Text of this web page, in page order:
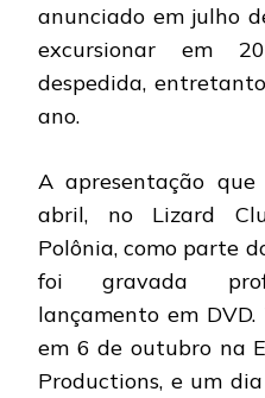
anunciado em julho
excursionar em
despedida,
ano.
A apresentação
abril, no Lizard
Polônia, como parte
foi gravada
lançamento em DVD.
em 6 de outubro na
Productions, e um